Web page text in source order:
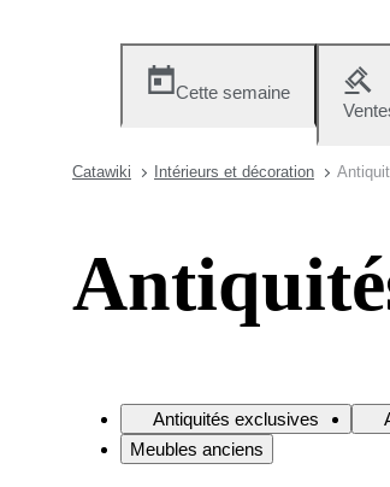
Cette semaine
Catawiki Intérieurs et décoration
Antiquités exclusives
Meubles anciens